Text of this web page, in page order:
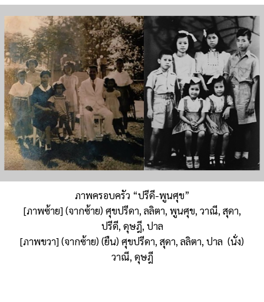
ภาพครอบครัว “ปรีดี-พูนศุข”
[ภาพซ้าย] (จากซ้าย) ศุขปรีดา, ลลิตา, พูนศุข, วาณี, สุดา,
ปรีดี, ดุษฎี, ปาล
[ภาพขวา] (จากซ้าย) (ยืน) ศุขปรีดา, สุดา, ลลิตา, ปาล (นั่ง)
วาณี, ดุษฎี